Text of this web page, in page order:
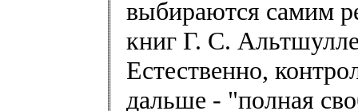
выбираются самим
книг Г. С.
Естественно,
дальше - "полная